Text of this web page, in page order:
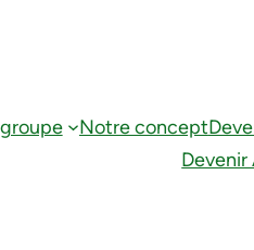
Notre concept